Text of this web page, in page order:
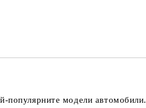
популярните модели автомобили.